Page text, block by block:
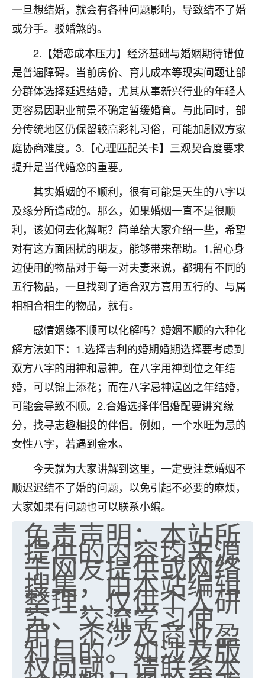
一旦想结婚，就会有各种问题影响，导致结不了婚
或分手。驳婚煞的。
2.【婚恋成本压力】经济基础与婚姻期待错位
是普遍障碍。当前房价、育儿成本等现实问题让部
分群体选择延迟结婚，尤其从事新兴行业的年轻人
更容易因职业前景不确定暂缓婚育。与此同时，部
分传统地区仍保留较高彩礼习俗，可能加剧双方家
庭协商难度。3.【心理匹配关卡】三观契合度要求
提升是当代婚恋的重要。
其实婚姻的不顺利，很有可能是天生的八字以
及缘分所造成的。那么，如果婚姻一直不是很顺
利，该如何去化解呢？简单给大家介绍一些，希望
对有这方面困扰的朋友，能够带来帮助。1.留心身
边使用的物品对于每一对夫妻来说，都拥有不同的
五行物品，一旦找到了适合双方喜用五行的、与属
相相合相生的物品，就有。
感情姻缘不顺可以化解吗？婚姻不顺的六种化
解方法如下：1.选择吉利的婚期婚期选择要考虑到
双方八字的用神和忌神。在八字用神到位之年结
婚，可以锦上添花；而在八字忌神逞凶之年结婚，
可能会导致不顺。2.合婚选择伴侣婚配要讲究缘
分，找寻志趣相投的伴侣。例如，一个水旺为忌的
女性八字，若遇到金水。
今天就为大家讲解到这里，一定要注意婚姻不
顺迟迟结不了婚的问题，以免引起不必要的麻烦，
大家如果有问题也可以联系小编。
免责声明：本站所
提供的内容均来源
于网友提供或网络
搜集，由本站编辑
整理，仅供个人研
究、交流学习使
用，不涉及商业盈
利目的。如涉及版
权问题，请联系本
心心相印
我身体不太好，总是病病殃殃的，去检查又没什么大
问题，反正就是不舒服。中医西医看遍了，找不到问
题，后来无意中看到有人推荐慧来老师，跟老师聊过
之后，心情豁然开朗，也听老师建议，处理了一些因
果问题。今年以来，身体比以前好多，主要是心情好
了，老师说境随心转，现在深有体会了。
鹿森：是的，其实跟老师聊过之后，最大的感
触，首先就是心态会变好，万般皆是命，半点
不由人！
1天前 来自四川 9
金白水清
我也想找老师看看，有没有人给个联系方式的啊？
鹿森 ：慧来老师微信：gjsy0624
1天前 来自江西 12
青春168
我也想要，我也想要！
2天前 来自山西
Jessica李
老师做不做超度法事？我想给我奶奶做超度，她今年
刚去世了。
七零老顽童：我母亲前年离世，刚开始我经常
做梦梦见她，后来也是朋友介绍，找到慧来老
了，一开始是半信半疑的，图个心安，给亡母
超度，现在看来，人不信也不行。
2天前 来自云南
优秀的张同学
老师收徒吗？？我对这些很感兴趣
2天前 来自山西 15